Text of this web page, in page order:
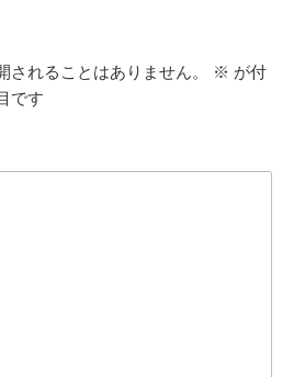
されることはありません。 ※ が付
です